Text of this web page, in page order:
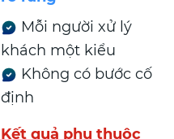
Mỗi người xử lý
khách một kiểu
Không có bước cố
định
Kết quả phụ thuộc